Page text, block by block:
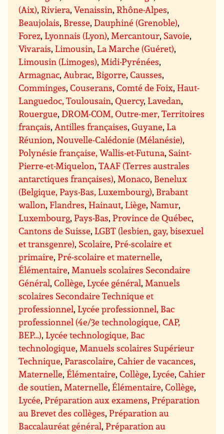
(Aix),Riviera,Venaissin,Rhône-Alpes,
Beaujolais, Bresse,Dauphiné (Grenoble),
Forez,Lyonnais (Lyon), Mercantour, Savoie,
Vivarais,Limousin,La Marche (Guéret),
Limousin (Limoges), Midi-Pyrénées,
Armagnac, Aubrac, Bigorre,Causses,
Comminges,Couserans,Comté de Foix,Haut-
Languedoc, Toulousain,Quercy,Lavedan,
Rouergue,DROM-COM, Outre-mer, Territoires
français, Antilles françaises,Guyane,La
Réunion,Nouvelle-Calédonie (Mélanésie),
Polynésie française, Wallis-et-Futuna, Saint-
Pierre-et-Miquelon,TAAF (Terres australes
antarctiques françaises), Monaco, Benelux
(Belgique, Pays-Bas, Luxembourg), Brabant
wallon,Flandres,Hainaut,Liège,Namur,
Luxembourg,Pays-Bas,Province de Québec,
Cantons de Suisse,LGBT (lesbien, gay, bisexuel
et transgenre), Scolaire,Pré-scolaire et
primaire,Pré-scolaire et maternelle,
Élémentaire, Manuels scolaires Secondaire
Général,Collège,Lycée général, Manuels
scolaires Secondaire Technique et
professionnel,Lycée professionnel, Bac
professionnel (4e/3e technologique, CAP,
BEP…),Lycée technologique, Bac
technologique, Manuels scolaires Supérieur
Technique,Parascolaire,Cahier de vacances,
Maternelle,Élémentaire,Collège,Lycée,Cahier
de soutien, Maternelle,Élémentaire,Collège,
Lycée,Préparation aux examens,Préparation
au Brevet des collèges,Préparation au
Baccalauréat général,Préparation au